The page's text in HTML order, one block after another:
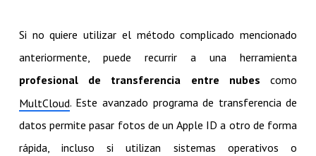
Si no quiere utilizar el método complicado mencionado
anteriormente, puede recurrir a una herramienta
profesional de transferencia entre nubes como
MultCloud. Este avanzado programa de transferencia de
datos permite pasar fotos de un Apple ID a otro de forma
rápida, incluso si utilizan sistemas operativos o